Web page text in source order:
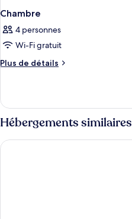
Chambre
4 personnes
Wi-Fi gratuit
Plus de détails
Plus
le
type
de
chambre
Chambre
Hébergements similaires
Jo-An Beach Hotel